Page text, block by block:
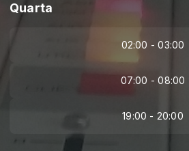
Quarta
02:00 - 03:00
07:00 - 08:00
19:00 - 20:00